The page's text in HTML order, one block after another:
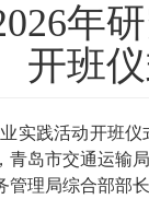
年
开班
实践活动开班
青岛市交通运输
管理局综合部部